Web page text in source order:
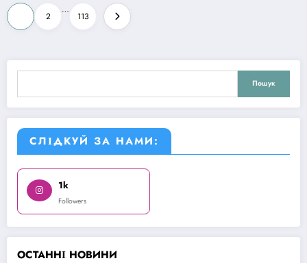
Пагінація
записів
2
…
113
Пошук
СЛІДКУЙ ЗА НАМИ:
1k
Followers
ОСТАННІ НОВИНИ